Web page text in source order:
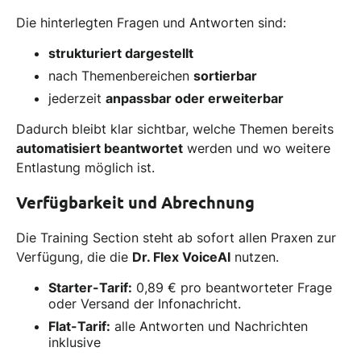
Die hinterlegten Fragen und Antworten sind:
strukturiert dargestellt
nach Themenbereichen sortierbar
jederzeit anpassbar oder erweiterbar
Dadurch bleibt klar sichtbar, welche Themen bereits
automatisiert beantwortet werden und wo weitere
Entlastung möglich ist.
Verfügbarkeit und Abrechnung
Die Training Section steht ab sofort allen Praxen zur
Verfügung, die die Dr. Flex VoiceAI nutzen.
Starter-Tarif: 0,89 € pro beantworteter Frage
oder Versand der Infonachricht.
Flat-Tarif: alle Antworten und Nachrichten
inklusive